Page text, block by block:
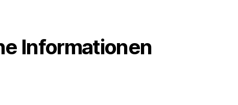
Informationen